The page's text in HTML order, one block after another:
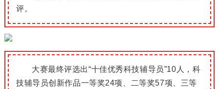
评。
大赛最终评选出“十佳优秀科技辅导员”10人，科
技辅导员创新作品一等奖24项、二等奖57项、三等